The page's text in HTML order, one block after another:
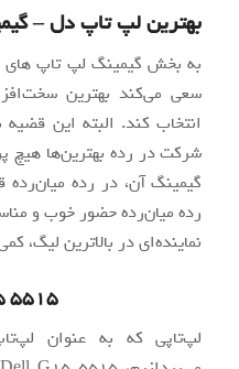
بهترین لپ تاپ دل –
به بخش گیمینگ لپ تاپ های
سعی می‌کند بهترین
انتخاب کند. البته این
شرکت در رده بهترین‌ها هیچ
گیمینگ آن، در رده
رده میان‌رده حضور خوب و
نماینده‌ای در بالاترین لیگ،
5515
لپ‌تاپی که به عنوان